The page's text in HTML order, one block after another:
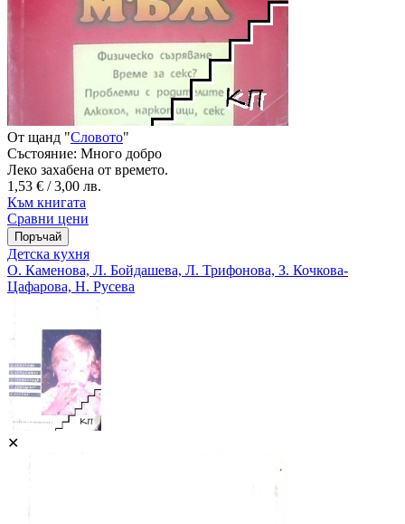
От щанд "Словото"
Състояние: Много добро
Леко захабена от времето.
1,53 € / 3,00 лв.
Към книгата
Сравни цени
Детска кухня
О. Каменова, Л. Бойдашева, Л. Трифонова, З. Кочкова-
Цафарова, Н. Русева
✕